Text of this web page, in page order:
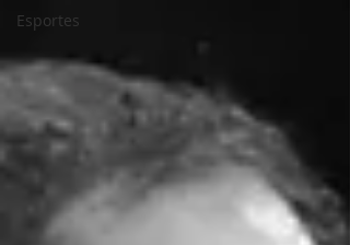
Esportes